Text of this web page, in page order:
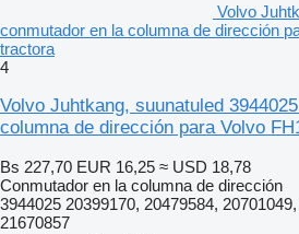
Volvo
conmutador en la columna de dirección
tractora
4
Volvo Juhtkang, suunatuled
columna de dirección para Volvo
Bs 227,70 EUR 16,25 ≈ USD 18,78
Conmutador en la columna de dirección
3944025 20399170, 20479584,
21670857